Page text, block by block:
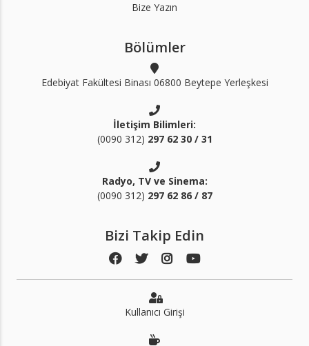
Bize Yazın
Bölümler
Edebiyat Fakültesi Binası 06800 Beytepe Yerleşkesi
İletişim Bilimleri:
(0090 312) 297 62 30 / 31
Radyo, TV ve Sinema:
(0090 312) 297 62 86 / 87
Bizi Takip Edin
Kullanıcı Girişi